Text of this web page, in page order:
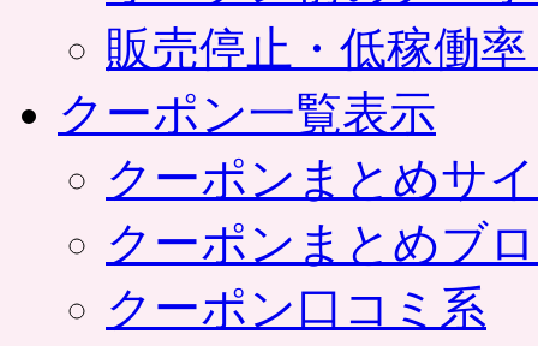
販売停止・低稼働
クーポン一覧表示
クーポンまとめサ
クーポンまとめブ
クーポン口コミ系